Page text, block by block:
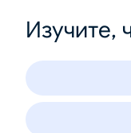
Изучите,